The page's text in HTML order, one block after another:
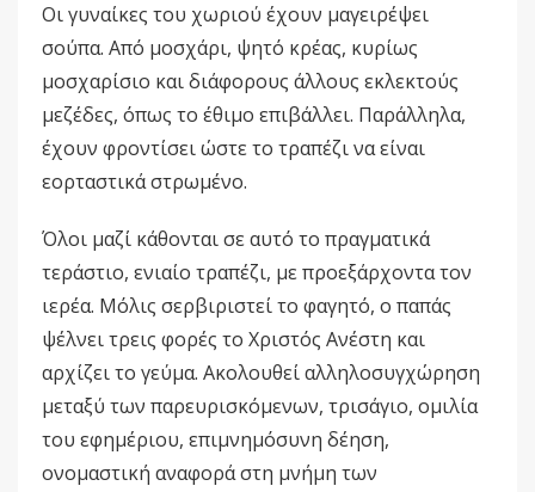
Οι γυναίκες του χωριού έχουν μαγειρέψει
σούπα. Από μοσχάρι, ψητό κρέας, κυρίως
μοσχαρίσιο και διάφορους άλλους εκλεκτούς
μεζέδες, όπως το έθιμο επιβάλλει. Παράλληλα,
έχουν φροντίσει ώστε το τραπέζι να είναι
εορταστικά στρωμένο.
Όλοι μαζί κάθονται σε αυτό το πραγματικά
τεράστιο, ενιαίο τραπέζι, με προεξάρχοντα τον
ιερέα. Μόλις σερβιριστεί το φαγητό, ο παπάς
ψέλνει τρεις φορές το Χριστός Ανέστη και
αρχίζει το γεύμα. Ακολουθεί αλληλοσυγχώρηση
μεταξύ των παρευρισκόμενων, τρισάγιο, ομιλία
του εφημέριου, επιμνημόσυνη δέηση,
ονομαστική αναφορά στη μνήμη των